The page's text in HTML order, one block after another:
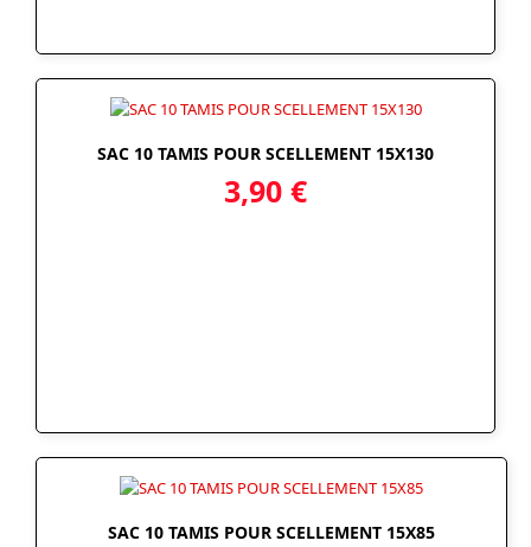
SAC 10 TAMIS POUR SCELLEMENT 15X130
3,90 €
SAC 10 TAMIS POUR SCELLEMENT 15X85